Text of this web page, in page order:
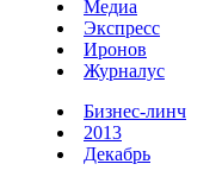
Медиа
Экспресс
Иронов
Журналус
Бизнес-линч
2013
Декабрь